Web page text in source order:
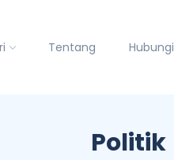
Tentang Hubungi
Politik